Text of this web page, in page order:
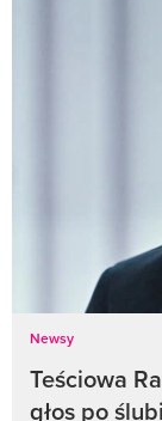
Newsy
Teściowa
głos po